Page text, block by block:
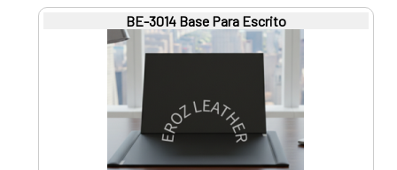
BE-3014 Base Para Escrito